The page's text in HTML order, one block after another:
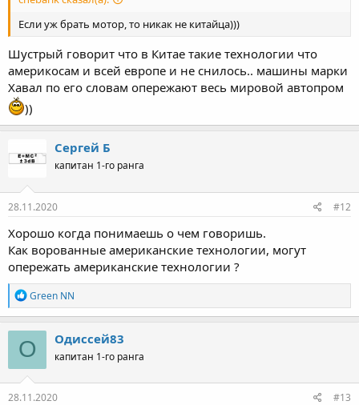
Если уж брать мотор, то никак не китайца)))
Шустрый говорит что в Китае такие технологии что
америкосам и всей европе и не снилось.. машины марки
Хавал по его словам опережают весь мировой автопром
))
Сергей Б
капитан 1-го ранга
28.11.2020 #12
Хорошо когда понимаешь о чем говоришь.
Как ворованные американские технологии, могут
опережать американские технологии ?
Р
е
а
к
ц
и
и
:
Green NN
О Одиссей83
капитан 1-го ранга
28.11.2020 #13